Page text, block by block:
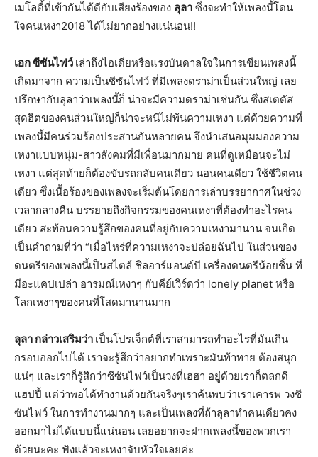
เมโลดี้ที่เข้ากันได้ดีกับเสียงร้องของ ลุลา ซึ่งจะทำให้เพลงนี้โดน
ใจคนเหงา2018 ได้ไม่ยากอย่างแน่นอน!!
เอก ซีซันไฟว์ เล่าถึงไอเดียหรือแรงบันดาลใจในการเขียนเพลงนี้
เกิดมาจาก ความเป็นซีซันไฟว์ ที่มีเพลงดราม่าเป็นส่วนใหญ่ เลย
ปรึกษากับลุลาว่าเพลงนี้ก็ น่าจะมีความดราม่าเช่นกัน ซึ่งสเตตัส
สุดฮิตของคนส่วนใหญ่ก็น่าจะหนีไม่พ้นความเหงา แต่ด้วยความที่
เพลงนี้มีคนร่วมร้องประสานกันหลายคน จึงนำเสนอมุมมองความ
เหงาแบบหนุ่ม-สาวสังคมที่มีเพื่อนมากมาย คนที่ดูเหมือนจะไม่
เหงา แต่สุดท้ายก็ต้องขับรถกลับคนเดียว นอนคนเดียว ใช้ชีวิตคน
เดียว ซึ่งเนื้อร้องของเพลงจะเริ่มต้นโดยการเล่าบรรยากาศในช่วง
เวลากลางคืน บรรยายถึงกิจกรรมของคนเหงาที่ต้องทำอะไรคน
เดียว สะท้อนความรู้สึกของคนที่อยู่กับความเหงามานาน จนเกิด
เป็นคำถามที่ว่า “เมื่อไหร่ที่ความเหงาจะปล่อยฉันไป ในส่วนของ
ดนตรีของเพลงนี้เป็นสไตล์ ชิลอาร์แอนด์บี เครื่องดนตรีน้อยชิ้น ที่
มีอะแคปเปล่า อารมณ์เหงาๆ กับคีย์เวิร์ดว่า lonely planet หรือ
โลกเหงาๆของคนที่โสดมานานมาก
ลุลา กล่าวเสริมว่า เป็นโปรเจ็กต์ที่เราสามารถทำอะไรที่มันเกิน
กรอบออกไปได้ เราจะรู้สึกว่าอยากทำเพราะมันท้าทาย ต้องสนุก
แน่ๆ และเราก็รู้สึกว่าซีซันไฟว์เป็นวงที่เฮฮา อยู่ด้วยเราก็ตลกดี
แฮปปี้ แต่ว่าพอได้ทำงานด้วยกันจริงๆเราค้นพบว่าเราเคารพ วงซี
ซันไฟว์ ในการทำงานมากๆ และเป็นเพลงที่ถ้าลุลาทำคนเดียวคง
ออกมาไม่ได้แบบนี้แน่นอน เลยอยากจะฝากเพลงนี้ของพวกเรา
ด้วยนะคะ ฟังแล้วจะเหงาจับหัวใจเลยค่ะ